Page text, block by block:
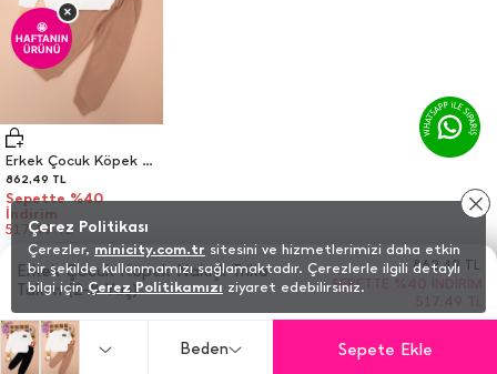
Erkek Çocuk Köpek Nakışlı Triko
Takım (2-8 Yaş)
SEPETTE %40 İNDIRIM
862,49 TL
Beden Sepete Ekle
Erkek Çocuk Köpek Nakışlı Triko Takım (2-8 Yaş)
862,49 TL
Sepette %40
İndirim
517.49 TL
🤩
HAFTANIN
ÜRÜNÜ
×
Çerez Politikası
Çerezler, minicity.com.tr sitesini ve hizmetlerimizi daha etkin
bir şekilde kullanmamızı sağlamaktadır. Çerezlerle ilgili detaylı
bilgi içinÇerez Politikamızı ziyaret edebilirsiniz.